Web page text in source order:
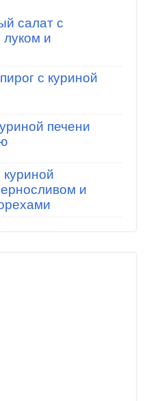
салат с
и
с куриной
печени
и